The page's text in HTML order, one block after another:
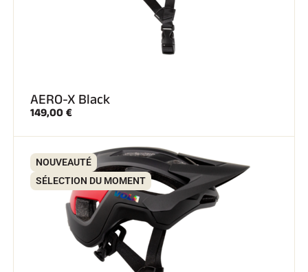
AERO-X Black
149,00 €
NOUVEAUTÉ
SÉLECTION DU MOMENT